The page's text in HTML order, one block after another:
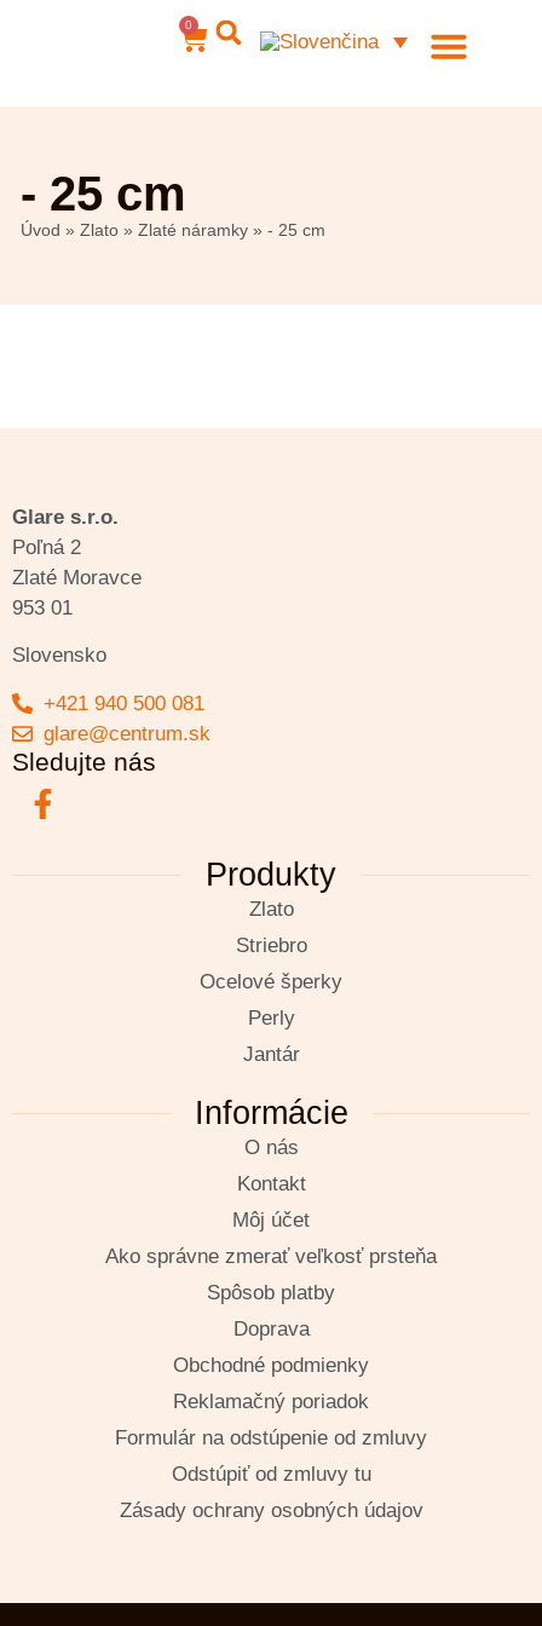
0
- 25 cm
Úvod » Zlato » Zlaté náramky » - 25 cm
Glare s.r.o.
Poľná 2
Zlaté Moravce
953 01
Slovensko
+421 940 500 081
glare@centrum.sk
Sledujte nás
Produkty
Zlato
Striebro
Ocelové šperky
Perly
Jantár
Informácie
O nás
Kontakt
Môj účet
Ako správne zmerať veľkosť prsteňa
Spôsob platby
Doprava
Obchodné podmienky
Reklamačný poriadok
Formulár na odstúpenie od zmluvy
Odstúpiť od zmluvy tu
Zásady ochrany osobných údajov